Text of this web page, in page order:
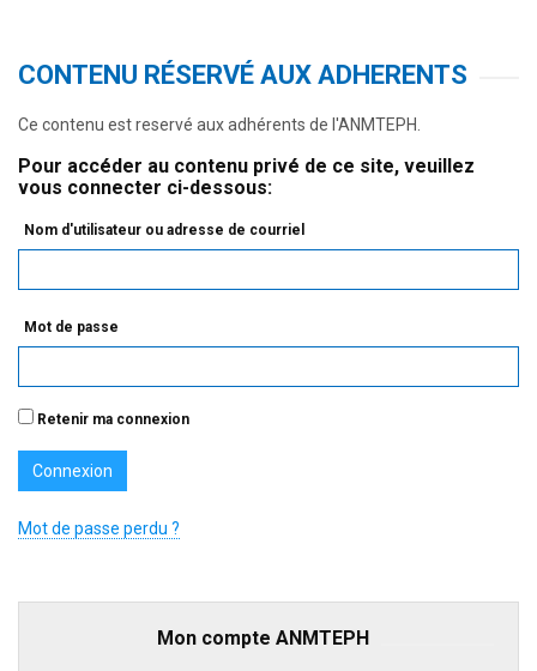
CONTENU RÉSERVÉ AUX ADHERENTS
Ce contenu est reservé aux adhérents de l'ANMTEPH.
Pour accéder au contenu privé de ce site, veuillez
vous connecter ci-dessous:
Nom d'utilisateur ou adresse de courriel
Mot de passe
Retenir ma connexion
Mot de passe perdu ?
Mon compte ANMTEPH